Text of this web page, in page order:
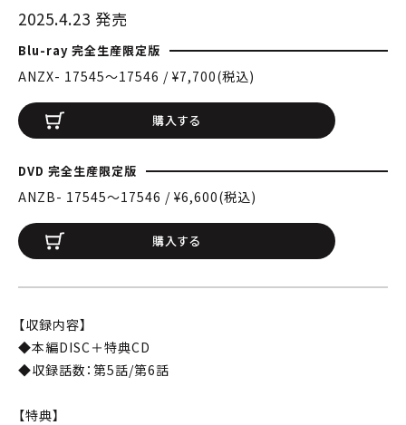
2025.4.23 発売
Blu-ray 完全生産限定版
ANZX- 17545〜17546 / ¥7,700(税込)
購入する
DVD 完全生産限定版
ANZB- 17545〜17546 / ¥6,600(税込)
購入する
【収録内容】
◆本編DISC＋特典CD
◆収録話数：第5話/第6話
【特典】